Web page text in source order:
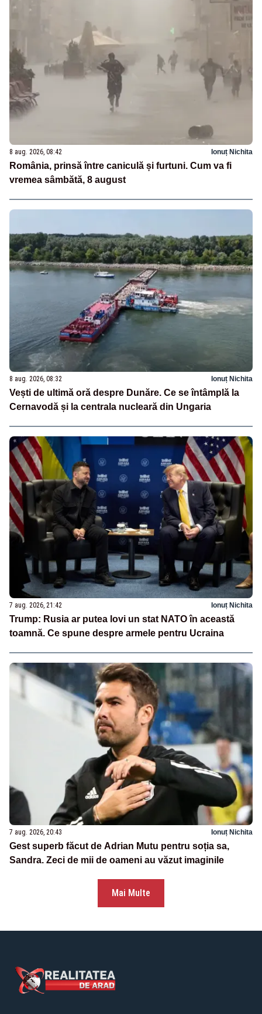
8 aug. 2026, 08:42 Ionuț Nichita
România, prinsă între caniculă și furtuni. Cum va fi
vremea sâmbătă, 8 august
8 aug. 2026, 08:32 Ionuț Nichita
Vești de ultimă oră despre Dunăre. Ce se întâmplă la
Cernavodă și la centrala nucleară din Ungaria
7 aug. 2026, 21:42 Ionuț Nichita
Trump: Rusia ar putea lovi un stat NATO în această
toamnă. Ce spune despre armele pentru Ucraina
7 aug. 2026, 20:43 Ionuț Nichita
Gest superb făcut de Adrian Mutu pentru soția sa,
Sandra. Zeci de mii de oameni au văzut imaginile
Mai Multe